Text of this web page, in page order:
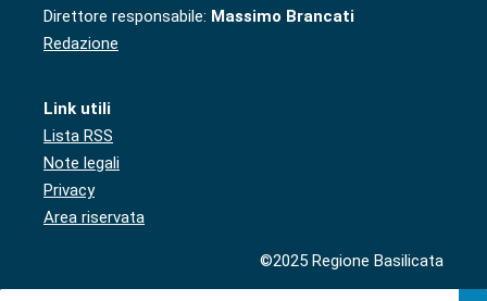
Direttore responsabile: Massimo Brancati
Redazione
Link utili
Lista RSS
Note legali
Privacy
Area riservata
©2025 Regione Basilicata